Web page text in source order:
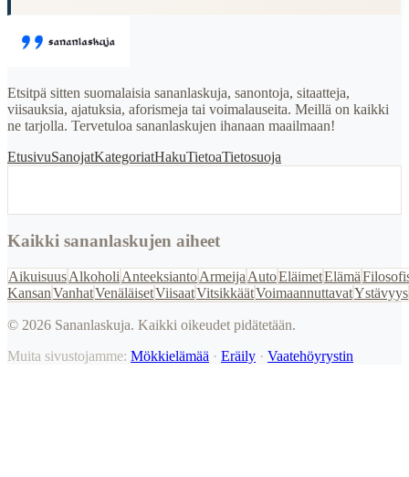
Etsitpä sitten suomalaisia sananlaskuja, sanontoja, sitaatteja,
viisauksia, ajatuksia, aforismeja tai voimalauseita. Meillä on kaikki
ne tarjolla. Tervetuloa sananlaskujen ihanaan maailmaan!
EtusivuSanojatKategoriatHakuTietoaTietosuoja
Kaikki sananlaskujen aiheet
AikuisuusAlkoholi AnteeksiantoArmeija AutoEläimetElämä
KansanVanhatVenäläisetViisaatVitsikkäätVoimaannuttavatYstävyys
© 2026 Sananlaskuja. Kaikki oikeudet pidätetään.
Muita sivustojamme: Mökkielämää · Eräily · Vaatehöyrystin